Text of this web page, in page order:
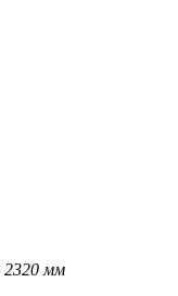
2320 мм